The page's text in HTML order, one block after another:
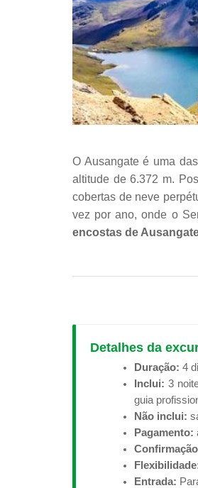
O Ausangate é uma
altitude de 6.372 m.
cobertas de neve
vez por ano, onde o
encostas de
Detalhes da
Duração: 4
Inclui: 3
guia
Não inclui:
Pagamento:
Entrada: